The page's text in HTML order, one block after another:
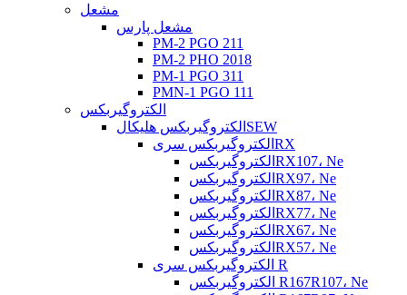
مشعل
مشعل پارس
PM-2 PGO 211
PM-2 PHO 2018
PM-1 PGO 311
PMN-1 PGO 111
الکتروگیربکس
الکتروگیربکس هلیکالSEW
الکتروگیربکس سریRX
الکتروگیربکسRX107، Ne
الکتروگیربکسRX97، Ne
الکتروگیربکسRX87، Ne
الکتروگیربکسRX77، Ne
الکتروگیربکسRX67، Ne
الکتروگیربکسRX57، Ne
الکتروگیربکس سری R
الکتروگیربکس R167R107، Ne